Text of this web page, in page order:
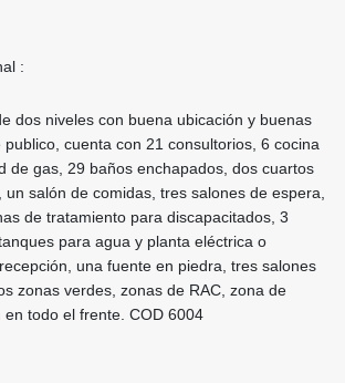
:
dos niveles con buena ubicación y buenas
cuenta con 21 consultorios, 6 cocina
de gas, 29 baños enchapados, dos cuartos
un salón de comidas, tres salones de espera,
de tratamiento para discapacitados, 3
para agua y planta eléctrica o
una fuente en piedra, tres salones
zonas verdes, zonas de RAC, zona de
en todo el frente. COD 6004